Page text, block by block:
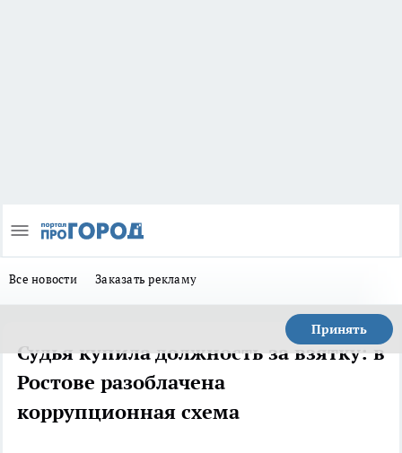
Все новости Заказать рекламу
Принять
Судья купила должность за взятку: в
Ростове разоблачена
коррупционная схема